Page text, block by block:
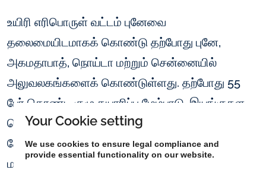
உயிரி எரிபொருள் வட்டம் புனேவை
தலைமையிடமாகக் கொண்டு தற்போது புனே,
அகமதாபாத், நொய்டா மற்றும் சென்னையில்
அலுவலகங்களைக் கொண்டுள்ளது. தற்போது 55
பேர் கொண்ட குழு தயாரிப்பு மேம்பாடு, இயங்குதள
செயல்பாடுகள் மற்றும் வாடிக்கையாளர் ஆதரவு
சேவை ஆகியவற்றில் பரவியுள்ளது. அடுத்த சில
மாதங்களில் அதிக மாநிலங்கள் மற்றும்
Your Cookie setting
We use cookies to ensure legal compliance and
provide essential functionality on our website.